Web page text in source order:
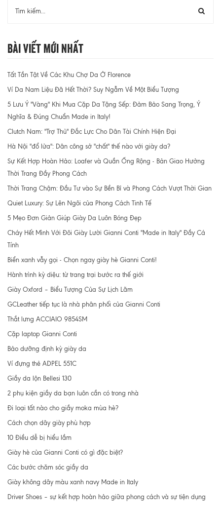
Bài Viết Mới Nhất
Tất Tần Tật Về Các Khu Chợ Da Ở Florence
Ví Da Nam Liệu Đã Hết Thời? Suy Ngẫm Về Một Biểu Tượng
5 Lưu Ý "Vàng" Khi Mua Cặp Da Tặng Sếp: Đảm Bảo Sang Trọng, Ý
Nghĩa & Đúng Chuẩn Made in Italy!
Clutch Nam: "Trợ Thủ" Đắc Lực Cho Dân Tài Chính Hiện Đại
Hà Nội "đổ lửa": Dân công sở "chất" thế nào với giày da?
Sự Kết Hợp Hoàn Hảo: Loafer và Quần Ống Rộng - Bản Giao Hưởng
Thời Trang Đầy Phong Cách
Thời Trang Chậm: Đầu Tư vào Sự Bền Bỉ và Phong Cách Vượt Thời Gian
Quiet Luxury: Sự Lên Ngôi của Phong Cách Tinh Tế
5 Mẹo Đơn Giản Giúp Giày Da Luôn Bóng Đẹp
Cháy Hết Mình Với Đôi Giày Lười Gianni Conti "Made in Italy" Đầy Cá
Tính
Biển xanh vẫy gọi - Chọn ngay giày hè Gianni Conti!
Hành trình kỳ diệu: từ trang trại bước ra thế giới
Giày Oxford – Biểu Tượng Của Sự Lịch Lãm
GCLeather tiếp tục là nhà phân phối của Gianni Conti
Thắt lưng ACCIAIO 9854SM
Cặp laptop Gianni Conti
Bảo dưỡng định kỳ giày da
Ví đựng thẻ ADPEL 551C
Giầy da lộn Bellesi 130
2 phụ kiện giầy da bạn luôn cần có trong nhà
Đi loại tất nào cho giầy moka mùa hè?
Cách chọn dây giày phù hợp
10 Điều dễ bị hiểu lầm
Giày hè của Gianni Conti có gì đặc biệt?
Các bước chăm sóc giầy da
Giày không dây màu xanh navy Made in Italy
Driver Shoes – sự kết hợp hoàn hảo giữa phong cách và sự tiện dụng